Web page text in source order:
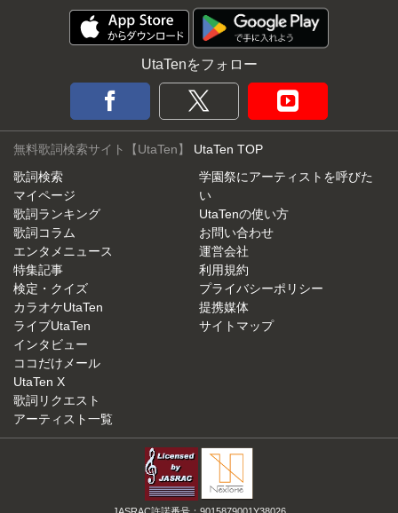
UtaTenをフォロー
無料歌詞検索サイト【UtaTen】 UtaTen TOP
歌詞検索
マイページ
歌詞ランキング
歌詞コラム
エンタメニュース
特集記事
検定・クイズ
カラオケUtaTen
ライブUtaTen
インタビュー
ココだけメール
UtaTen X
歌詞リクエスト
アーティスト一覧
学園祭にアーティストを呼びた
い
UtaTenの使い方
お問い合わせ
運営会社
利用規約
プライバシーポリシー
提携媒体
サイトマップ